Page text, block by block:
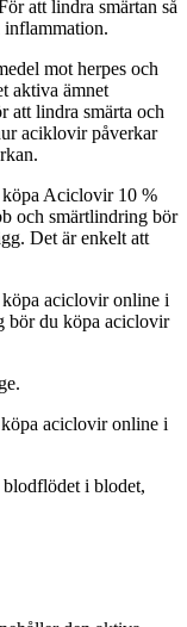
att lindra smärtan så
mot herpes och
aktiva ämnet
att lindra smärta och
aciklovir påverkar
Aciclovir 10 %
och smärtlindring bör
Det är enkelt att
aciclovir online i
bör du köpa aciclovir
aciclovir online i
i blodet,